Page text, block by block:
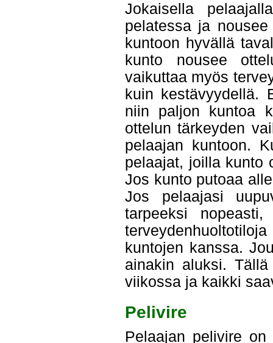
Jokaisella
pelatessa ja
kuntoon hyvällä
kunto nousee
vaikuttaa myös
kuin kestävyydellä.
niin paljon kuntoa
ottelun tärkeyden
pelaajan kuntoon.
pelaajat, joilla kunto
Jos kunto putoaa
Jos pelaajasi
tarpeeksi
kuntojen kanssa.
ainakin aluksi.
viikossa ja kaikki
Pelivire
Pelaajan pelivire